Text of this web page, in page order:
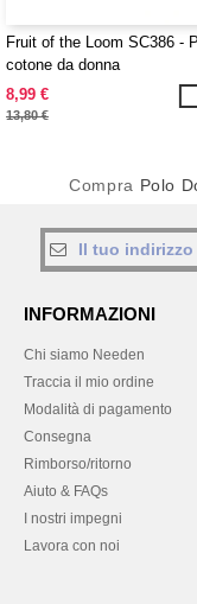
Fruit of the Loom SC386 -
cotone da donna
8,99 €
13,80 €
Compra Polo
INFORMAZIONI
Chi siamo Needen
Traccia il mio ordine
Modalità di pagamento
Consegna
Rimborso/ritorno
Aiuto & FAQs
I nostri impegni
Lavora con noi